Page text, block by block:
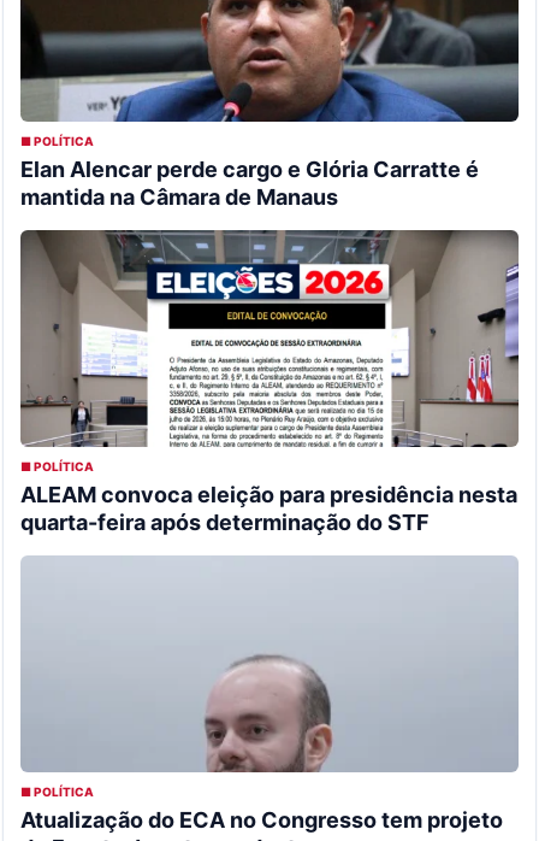
■ POLÍTICA
Elan Alencar perde cargo e Glória Carratte é
mantida na Câmara de Manaus
■ POLÍTICA
ALEAM convoca eleição para presidência nesta
quarta-feira após determinação do STF
■ POLÍTICA
Atualização do ECA no Congresso tem projeto